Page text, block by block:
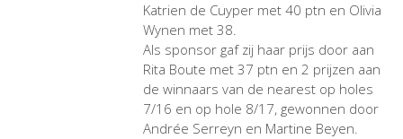
Katrien de Cuyper met 40 ptn en Olivia
Wynen met 38.
Als sponsor gaf zij haar prijs door aan
Rita Boute met 37 ptn en 2 prijzen aan
de winnaars van de nearest op holes
7/16 en op hole 8/17, gewonnen door
Andrée Serreyn en Martine Beyen.